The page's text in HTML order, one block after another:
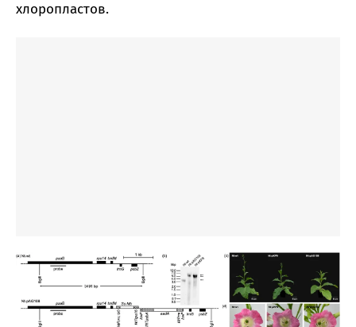
хлоропластов.